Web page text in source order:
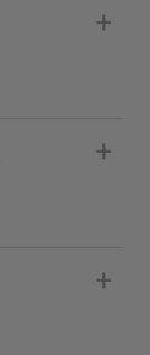
+
+
+